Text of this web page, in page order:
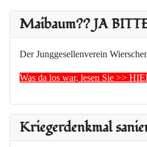
Maibaum?? JA
Der Junggesellenverein
Was da los war, lesen Sie >>
Kriegerdenkmal